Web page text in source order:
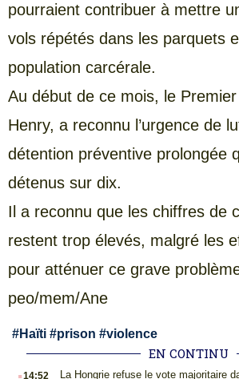
pourraient contribuer à mettre
vols répétés dans les parquets
population carcérale.
Au début de ce mois, le Premier
Henry, a reconnu l’urgence de
détention préventive prolongée
détenus sur dix.
Il a reconnu que les chiffres de
restent trop élevés, malgré les
pour atténuer ce grave
peo/mem/Ane
#Haïti #prison #violence
EN CONTINU
.14:52 La Hongrie refuse le vote majoritaire